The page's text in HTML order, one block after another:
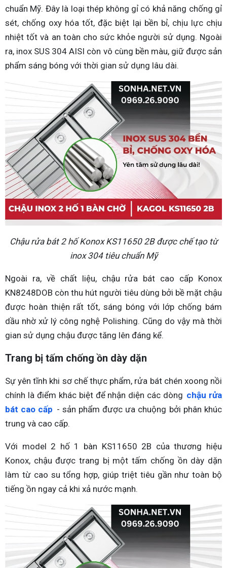
chuẩn Mỹ. Đây là loại thép không gỉ có khả năng chống gỉ
sét, chống oxy hóa tốt, đặc biệt lại bền bỉ, chịu lực chịu
nhiệt tốt và an toàn cho sức khỏe người sử dụng. Ngoài
ra, inox SUS 304 AISI còn vô cùng bền màu, giữ được sản
phẩm sáng bóng với thời gian sử dụng lâu dài.
Chậu rửa bát 2 hố Konox KS11650 2B được chế tạo từ
inox 304 tiêu chuẩn Mỹ
Ngoài ra, về chất liệu, chậu rửa bát cao cấp Konox
KN8248DOB còn thu hút người tiêu dùng bởi bề mặt chậu
được hoàn thiện rất tốt, sáng bóng với lớp chống bám
dầu nhờ xử lý công nghệ Polishing. Cũng do vậy mà thời
gian sử dụng chậu được tăng lên đáng kể.
Trang bị tấm chống ồn dày dặn
Sự yên tĩnh khi sơ chế thực phẩm, rửa bát chén xoong nồi
chính là điểm khác biệt để nhận diện các dòng chậu rửa
bát cao cấp - sản phẩm được ưa chuộng bởi phân khúc
trung và cao cấp.
Với model 2 hố 1 bàn KS11650 2B của thương hiệu
Konox, chậu được trang bị một tấm chống ồn dày dặn
làm từ cao su tổng hợp, giúp triệt tiêu gần như toàn bộ
tiếng ồn ngay cả khi xả nước mạnh.